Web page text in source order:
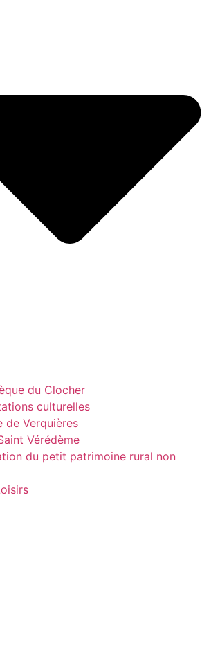
du Clocher
culturelles
de Verquières
Vérédème
du petit patrimoine rural non